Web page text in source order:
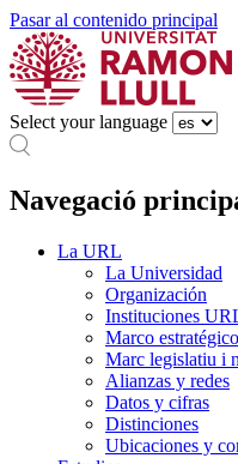
Pasar al contenido principal
Select your language
Navegació
La URL
La Universidad
Organización
Instituciones
Marco estratégico
Marc legislatiu i
Alianzas y redes
Datos y cifras
Distinciones
Ubicaciones y